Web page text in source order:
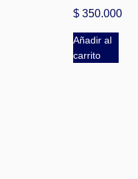
$ 350.000
Añadir al
carrito